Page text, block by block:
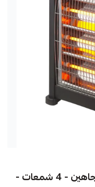
دفاية مستطيل 1800 واط باتجاهين - 4 شمعات -